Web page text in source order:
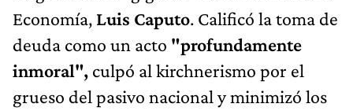
Economía, Luis Caputo. Calificó la toma de
deuda como un acto "profundamente
inmoral", culpó al kirchnerismo por el
grueso del pasivo nacional y minimizó los